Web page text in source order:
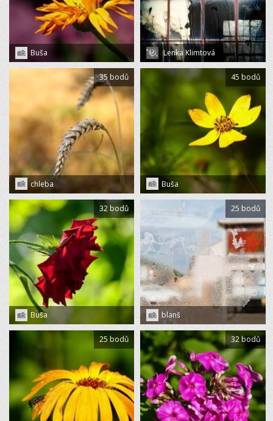
Buša Lenka Klimtová
chleba
35 bodů
Buša
45 bodů
Buša
32 bodů
blanš
25 bodů
25 bodů 32 bodů